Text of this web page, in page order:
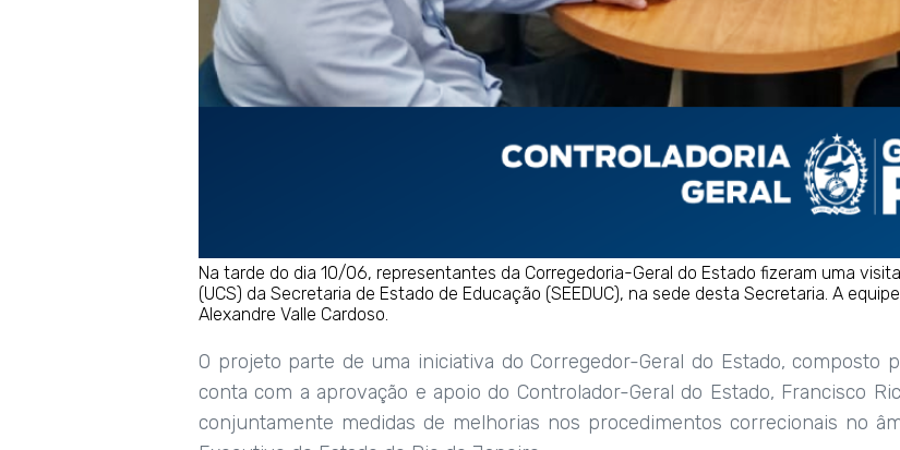
Na tarde do dia 10/06, representantes da Corregedoria-Geral do Estado fizeram uma
(UCS) da Secretaria de Estado de Educação (SEEDUC), na sede desta Secretaria. A
Alexandre Valle Cardoso.
O projeto parte de uma iniciativa do Corregedor-Geral do Estado, composto
conta com a aprovação e apoio do Controlador-Geral do Estado, Francisco
conjuntamente medidas de melhorias nos procedimentos correcionais no